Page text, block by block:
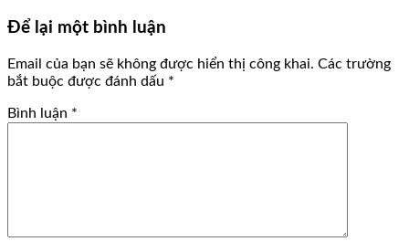
Để lại một bình luận
Email của bạn sẽ không được hiển thị công khai. Các trường
bắt buộc được đánh dấu *
Bình luận *